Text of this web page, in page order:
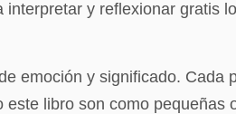
y reflexionar gratis
emoción y significado. Cada
libro son como pequeñas